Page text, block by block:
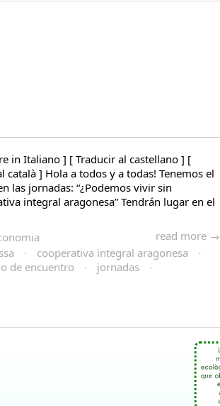
in Italiano ] [ Traducir al castellano ] [
català ] Hola a todos y a todas! Tenemos el
las jornadas: “¿Podemos vivir sin
integral aragonesa” Tendrán lugar en el
read more →
· cooperativa integral aragonesa
·
de encuentro · jornadas
·